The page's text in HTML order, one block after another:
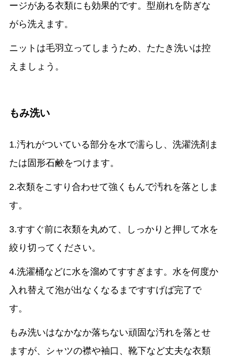
ージがある衣類にも効果的です。型崩れを防ぎな
がら洗えます。
ニットは毛羽立ってしまうため、たたき洗いは控
えましょう。
もみ洗い
1.汚れがついている部分を水で濡らし、洗濯洗剤ま
たは固形石鹸をつけます。
2.衣類をこすり合わせて強くもんで汚れを落としま
す。
3.すすぐ前に衣類を丸めて、しっかりと押して水を
絞り切ってください。
4.洗濯桶などに水を溜めてすすぎます。水を何度か
入れ替えて泡が出なくなるまですすげば完了で
す。
もみ洗いはなかなか落ちない頑固な汚れを落とせ
ますが、シャツの襟や袖口、靴下など丈夫な衣類